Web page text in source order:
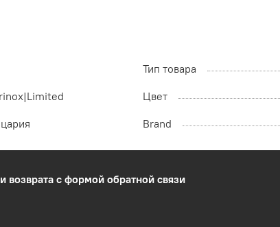
Тип товара
Цвет
Brand
возврата с формой обратной связи